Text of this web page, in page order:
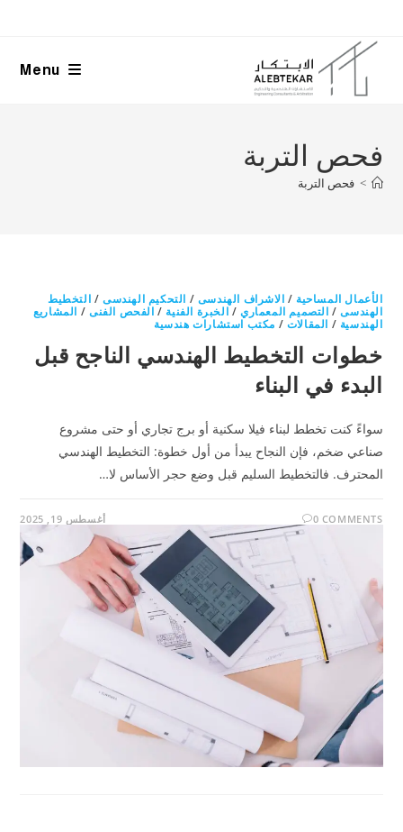
content
Menu
فحص التربة
> فحص التربة
الأعمال المساحية / الاشراف الهندسى / التحكيم الهندسى / التخطيط
الهندسى/ التصميم المعماري / الخبرة الفنية / الفحص الفنى / المشاريع
الهندسية / المقالات / مكتب استشارات هندسية
خطوات التخطيط الهندسي الناجح قبل
البدء في البناء
سواءً كنت تخطط لبناء فيلا سكنية أو برج تجاري أو حتى مشروع
صناعي ضخم، فإن النجاح يبدأ من أول خطوة: التخطيط الهندسي
المحترف. فالتخطيط السليم قبل وضع حجر الأساس لا…
0 COMMENTS أغسطس 19, 2025